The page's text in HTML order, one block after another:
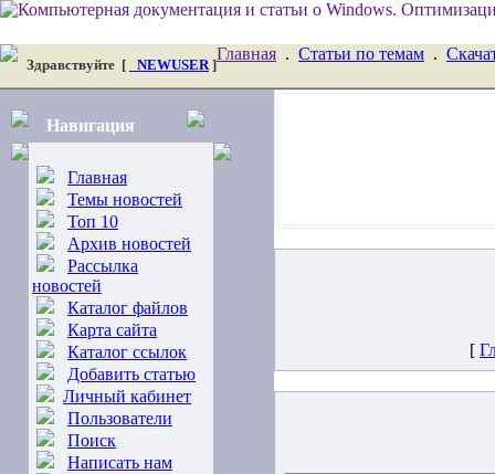
Здравствуйте [ _NEWUSER]
Главная . Статьи по темам .
Навигация
Главная
Темы новостей
Топ 10
Архив новостей
Рассылка
новостей
Каталог файлов
Карта сайта
Каталог ссылок
Добавить статью
Личный кабинет
Пользователи
Поиск
Написать нам
[